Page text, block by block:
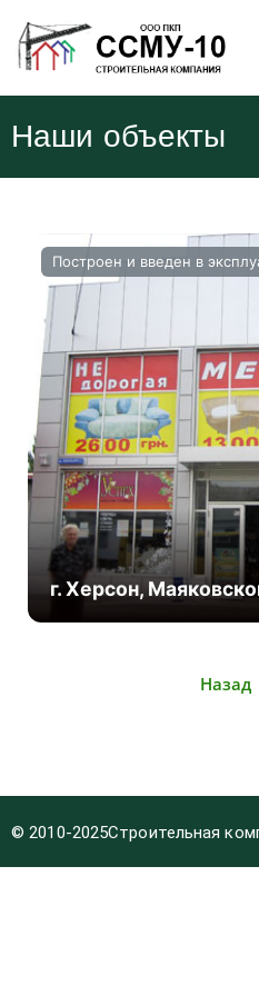
Наши объекты
Построен и введен в
г. Херсон,
Назад
© 2010-2025Строительная